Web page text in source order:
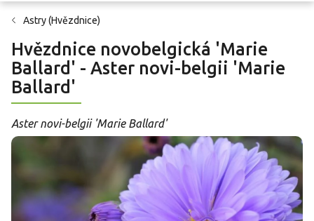
Astry (Hvězdnice)
Hvězdnice novobelgická 'Marie
Ballard' - Aster novi-belgii 'Marie
Ballard'
Aster novi-belgii 'Marie Ballard'